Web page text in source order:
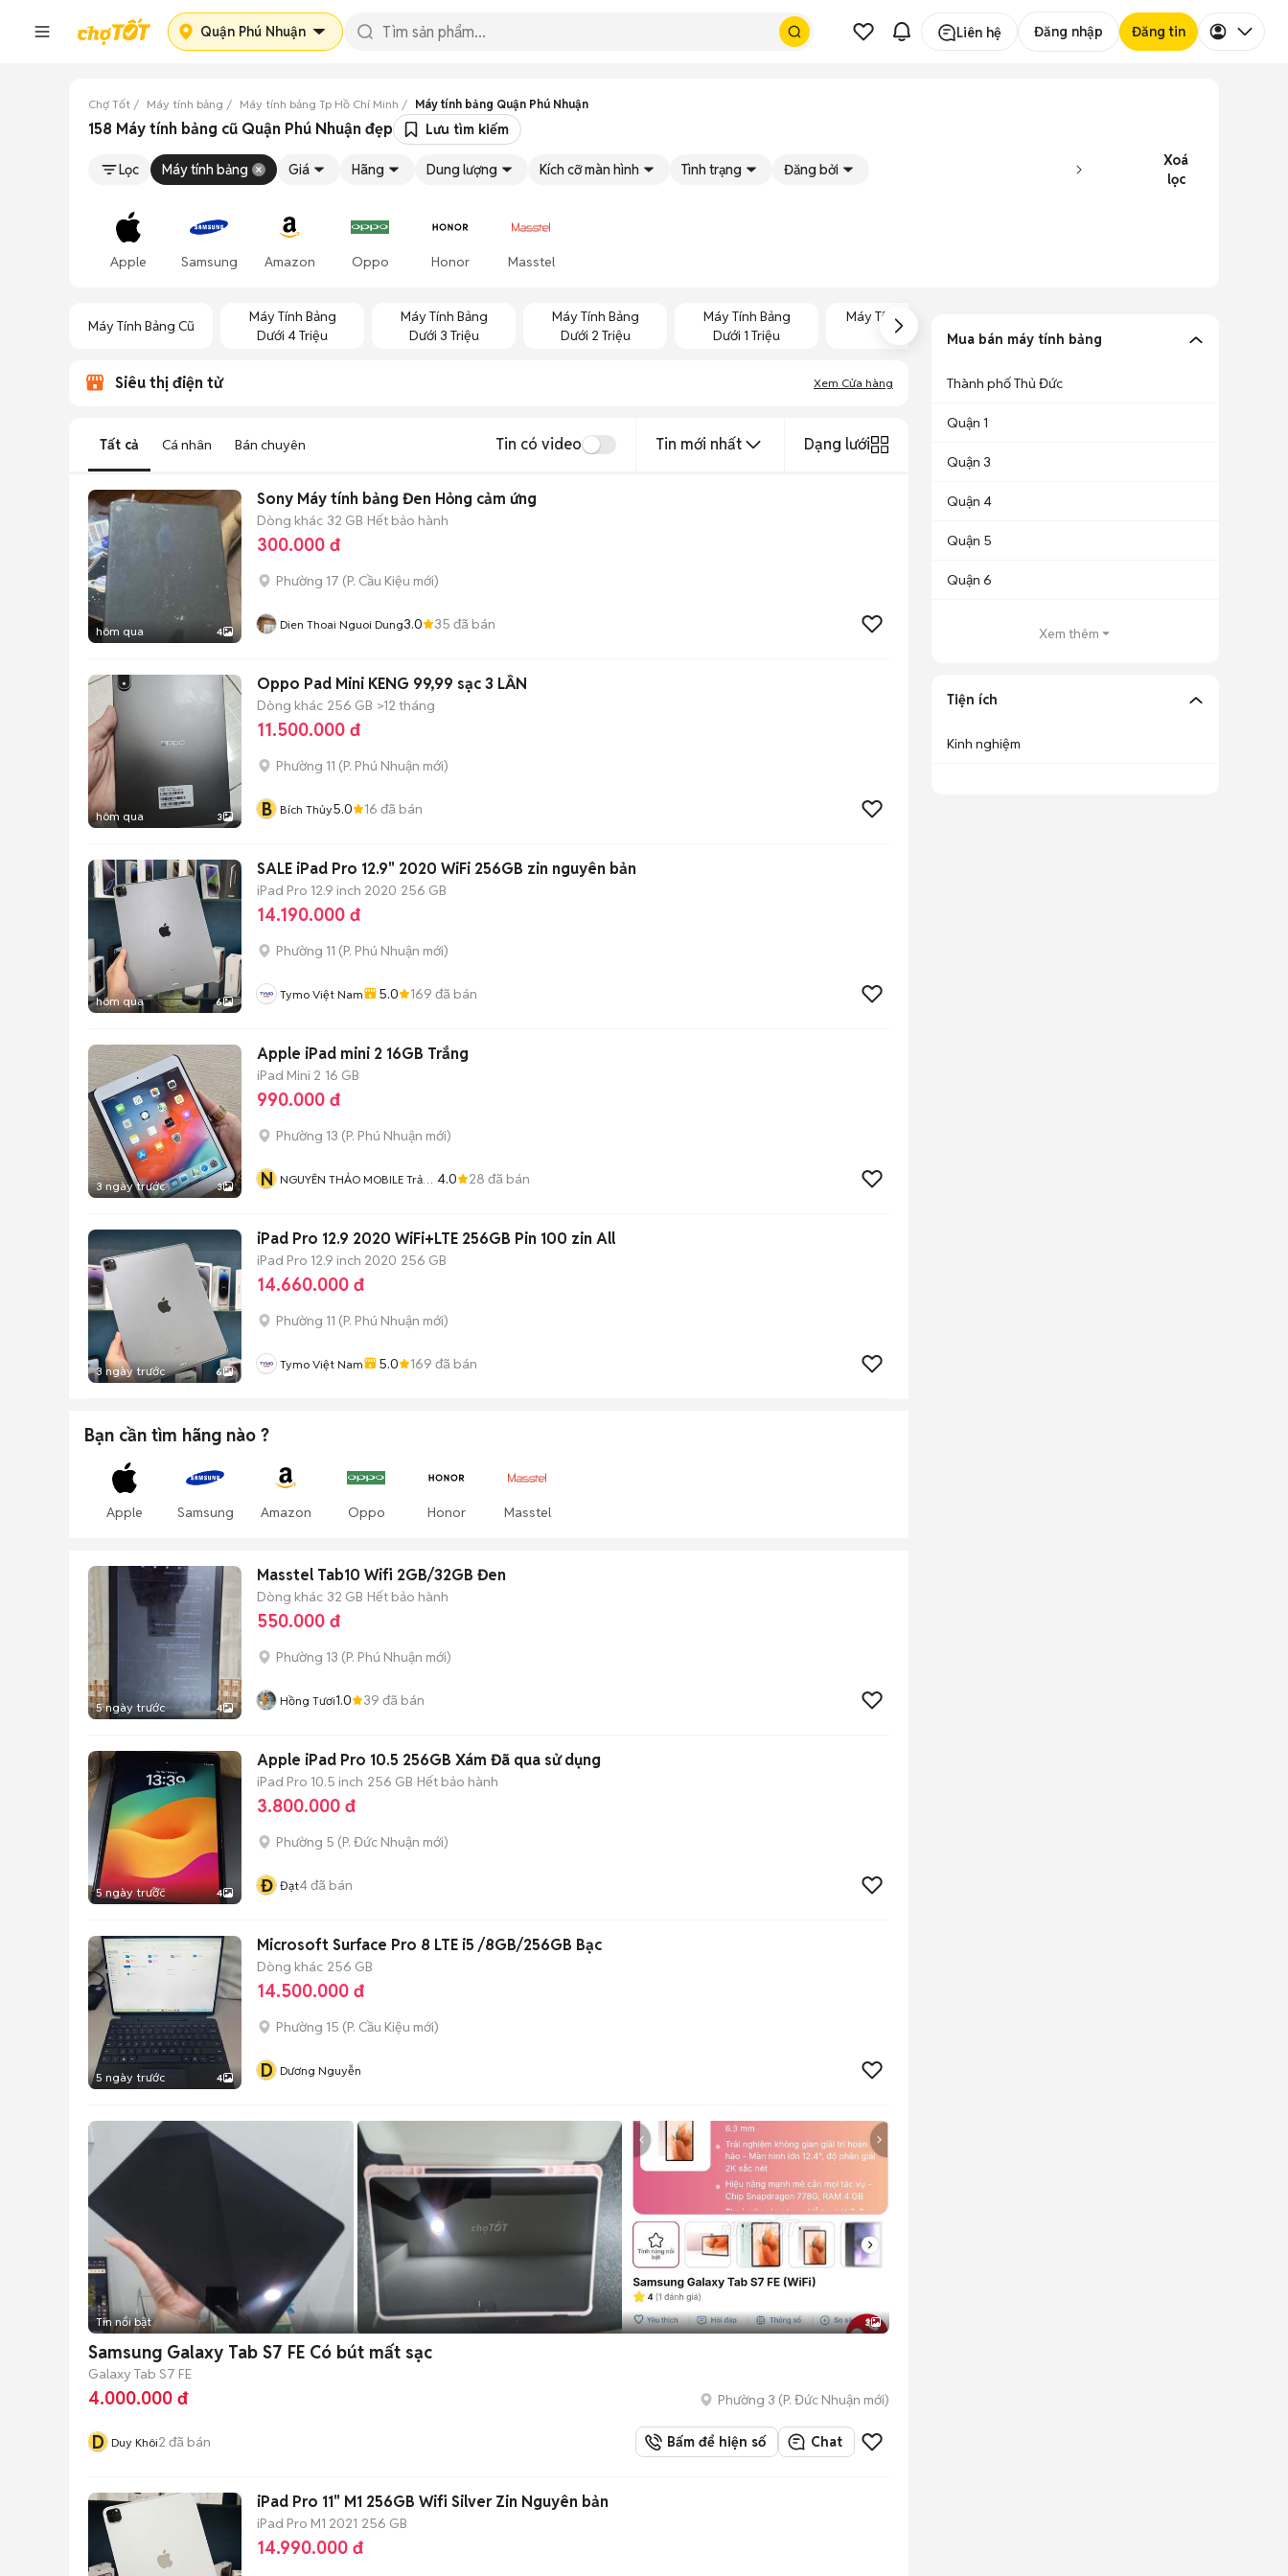
Quận Phú Nhuận Liên hệ Đăng nhập Đăng tin
Chợ Tốt Máy tính bảng Máy tính bảng Tp Hồ Chí Minh Máy tính bảng Quận Phú Nhuận
158 Máy tính bảng cũ Quận Phú Nhuận đẹp Lưu tìm kiếm
Lọc Máy tính bảng Giá Hãng Dung lượng Kích cỡ màn hình Tình trạng Đăng bởi
Xoá
lọc
Apple Samsung Amazon Oppo Honor Masstel
Máy Tính Bảng Cũ
Máy Tính Bảng
Dưới 4 Triệu
Máy Tính Bảng
Dưới 3 Triệu
Máy Tính Bảng
Dưới 2 Triệu
Máy Tính Bảng
Dưới 1 Triệu
Máy Tính Bảng 10
Inch
Inch
Bàn Phím
Siêu thị điện tử Xem Cửa hàng
Tất cả Cá nhân Bán chuyên Tin có video Tin mới nhất Dạng lưới
hôm qua 4
Sony Máy tính bảng Đen Hỏng cảm ứng
Dòng khác 32 GB Hết bảo hành
300.000 đ
Phường 17 (P. Cầu Kiệu mới)
Dien Thoai Nguoi Dung3.0 35 đã bán
hôm qua 3
Oppo Pad Mini KENG 99,99 sạc 3 LẦN
Dòng khác 256 GB >12 tháng
11.500.000 đ
Phường 11 (P. Phú Nhuận mới)
B Bích Thủy5.0 16 đã bán
hôm qua 6
SALE iPad Pro 12.9" 2020 WiFi 256GB zin nguyên bản
iPad Pro 12.9 inch 2020 256 GB
14.190.000 đ
Phường 11 (P. Phú Nhuận mới)
Tymo Việt Nam 5.0 169 đã bán
3 ngày trước 3
Apple iPad mini 2 16GB Trắng
iPad Mini 2 16 GB
990.000 đ
Phường 13 (P. Phú Nhuận mới)
N NGUYÊN THẢO MOBILE Trả
4.0 28 đã bán
3 ngày trước 6
iPad Pro 12.9 2020 WiFi+LTE 256GB Pin 100 zin All
iPad Pro 12.9 inch 2020 256 GB
14.660.000 đ
Phường 11 (P. Phú Nhuận mới)
Tymo Việt Nam 5.0 169 đã bán
Bạn cần tìm hãng nào ?
Apple Samsung Amazon Oppo Honor Masstel
5 ngày trước 4
Masstel Tab10 Wifi 2GB/32GB Đen
Dòng khác 32 GB Hết bảo hành
550.000 đ
Phường 13 (P. Phú Nhuận mới)
Hồng Tươi1.0 39 đã bán
5 ngày trước 4
Apple iPad Pro 10.5 256GB Xám Đã qua sử dụng
iPad Pro 10.5 inch 256 GB Hết bảo hành
3.800.000 đ
Phường 5 (P. Đức Nhuận mới)
Đ Đạt4đã bán
5 ngày trước 4
Microsoft Surface Pro 8 LTE i5 /8GB/256GB Bạc
Dòng khác 256 GB
14.500.000 đ
Phường 15 (P. Cầu Kiệu mới)
D Dương Nguyễn
Tin nổi bật 3
Samsung Galaxy Tab S7 FE Có bút mất sạc
Galaxy Tab S7 FE
4.000.000 đ Phường 3 (P. Đức Nhuận mới)
D Duy Khôi2 đã bán Bấm để hiện số Chat
iPad Pro 11" M1 256GB Wifi Silver Zin Nguyên bản
iPad Pro M1 2021 256 GB
14.990.000 đ
Mua bán máy tính bảng
Thành phố Thủ Đức
Quận 1
Quận 3
Quận 4
Quận 5
Quận 6
Xem thêm
Tiện ích
Kinh nghiệm